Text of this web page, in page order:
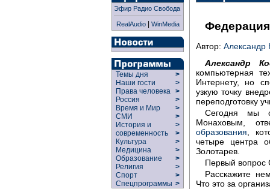
Эфир Радио Свобода
RealAudio| WinMedia
Темы дня
>
Наши гости
>
Права человека >
Россия
>
Время и Мир
>
СМИ
>
История и
современность
>
>
Культура
>
Медицина
>
Образование
>
Религия
>
Спорт
>
Спецпрограммы >
Федерация
Автор: Александр
Александр
компьютерная
Интернету, но
узкую точку
переподготовку
Сегодня мы
Монаховым,
образования ,
четыре центра
Золотарев.
Первый вопрос
Расскажите
Что это за